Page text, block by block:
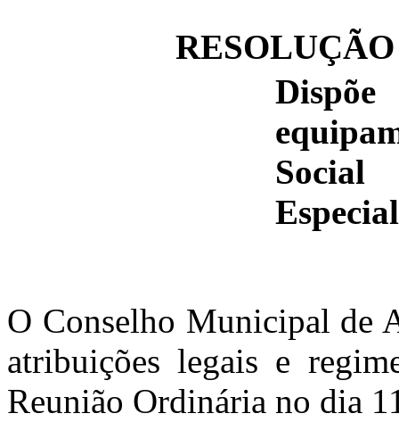
RESOLUÇÃO
O Conselho Municipal de
atribuições legais e
Reunião Ordinária no dia